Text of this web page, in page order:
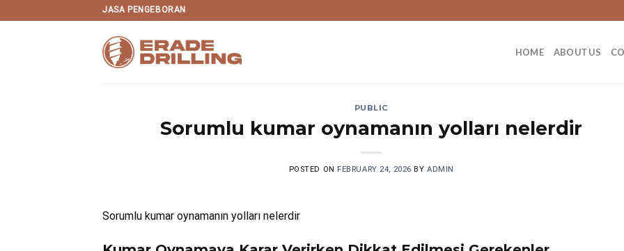
to
JASA PENGEBORAN
HOME ABOUT US
PUBLIC
Sorumlu kumar oynamanın yolları nelerdir
POSTED ON FEBRUARY 24, 2026 BYADMIN
Sorumlu kumar oynamanın yolları nelerdir